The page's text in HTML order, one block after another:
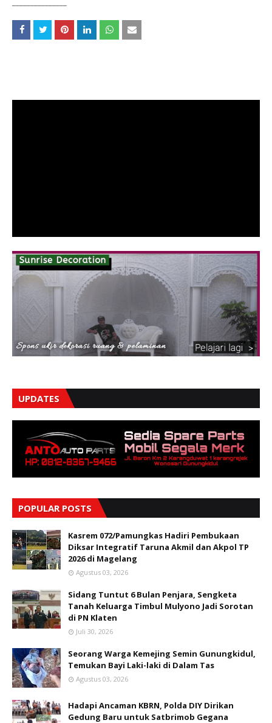
UPDATES
POPULAR POSTS
Kasrem 072/Pamungkas Hadiri Pembukaan
Diksar Integratif Taruna Akmil dan Akpol TP
2026 di Magelang
Agustus 03, 2026
Sidang Tuntut 6 Bulan Penjara, Sengketa
Tanah Keluarga Timbul Mulyono Jadi Sorotan
di PN Klaten
Juli 30, 2026
Seorang Warga Kemejing Semin Gunungkidul,
Temukan Bayi Laki-laki di Dalam Tas
Agustus 03, 2026
Hadapi Ancaman KBRN, Polda DIY Dirikan
Gedung Baru untuk Satbrimob Gegana